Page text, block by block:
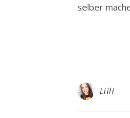
selber
Lilli